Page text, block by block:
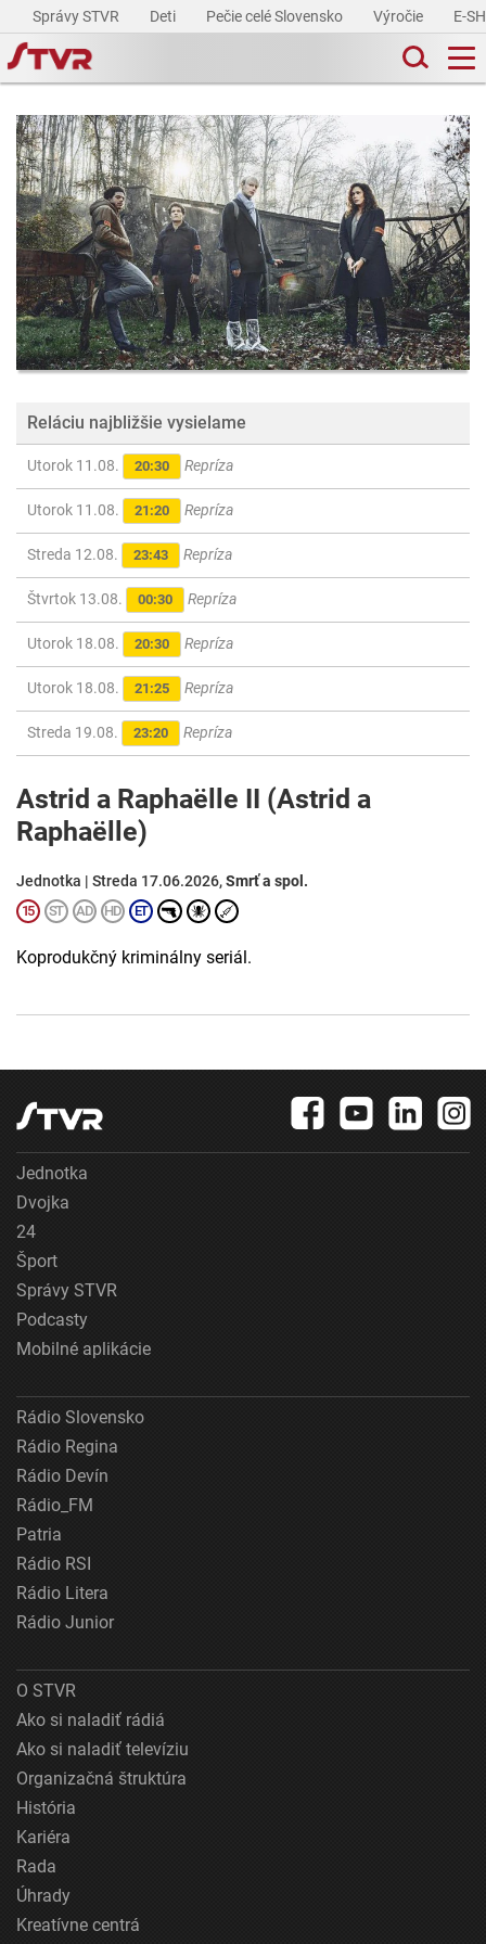
Správy STVR Deti Pečie celé Slovensko Výročie E-
Reláciu najbližšie vysielame
Utorok 11.08. 20:30 Repríza
Utorok 11.08. 21:20 Repríza
Streda 12.08. 23:43 Repríza
Štvrtok 13.08. 00:30 Repríza
Utorok 18.08. 20:30 Repríza
Utorok 18.08. 21:25 Repríza
Streda 19.08. 23:20 Repríza
Astrid a Raphaëlle II (Astrid a
Raphaëlle)
Jednotka | Streda 17.06.2026,Smrť a spol.
Koprodukčný kriminálny seriál.
Jednotka
Dvojka
24
Šport
Správy STVR
Podcasty
Mobilné aplikácie
Rádio Slovensko
Rádio Regina
Rádio Devín
Rádio_FM
Patria
Rádio RSI
Rádio Litera
Rádio Junior
O STVR
Ako si naladiť rádiá
Ako si naladiť televíziu
Organizačná štruktúra
História
Kariéra
Rada
Úhrady
Kreatívne centrá